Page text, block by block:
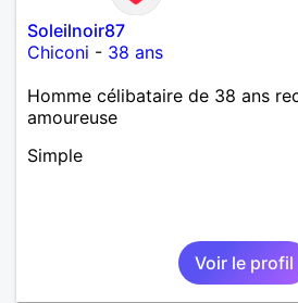
Soleilnoir87
Chiconi - 38 ans
Homme célibataire de 38 ans
amoureuse
Simple
Voir le profil